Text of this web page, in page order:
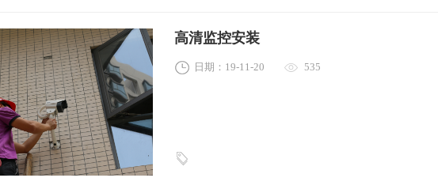
高清监控安装
日期：19-11-20 535